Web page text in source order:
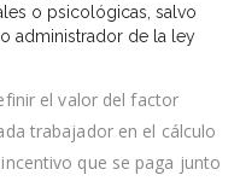
o psicológicas, salvo
administrador de la ley
el valor del factor
trabajador en el cálculo
que se paga junto